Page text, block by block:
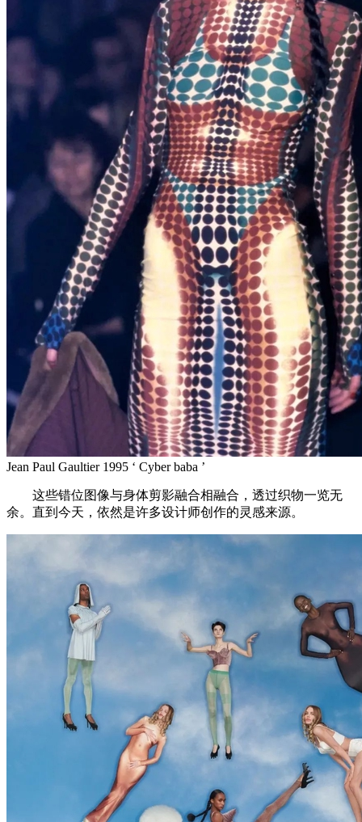
Jean Paul Gaultier 1995 ‘ Cyber baba ’
这些错位图像与身体剪影融合相融合，透过织物一览无
余。直到今天，依然是许多设计师创作的灵感来源。